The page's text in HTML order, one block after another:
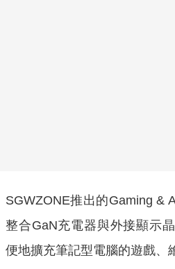
SGWZONE推出的Gaming &
整合GaN充電器與外接顯示
便地擴充筆記型電腦的遊戲、